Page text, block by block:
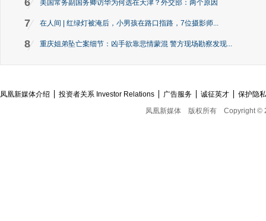
6 美国常务副国务卿访华为何选在天津？外交部：两个原因
7 在人间 | 红绿灯被淹后，小男孩在路口指路，7位摄影师...
8 重庆姐弟坠亡案细节：凶手欲靠悲情蒙混 警方现场勘察发现...
凤凰新媒体介绍 投资者关系 Investor Relations 广告服务 诚征英才
保护隐
凤凰新媒体
版权所有 Copyright ©